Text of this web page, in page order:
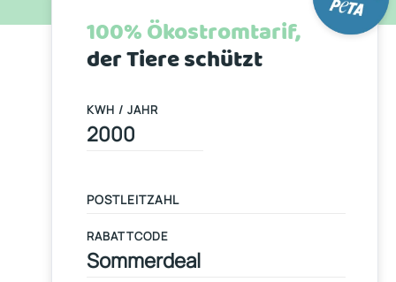
100% Ökostromtarif,
der Tiere schützt
KWH / JAHR
RABATTCODE